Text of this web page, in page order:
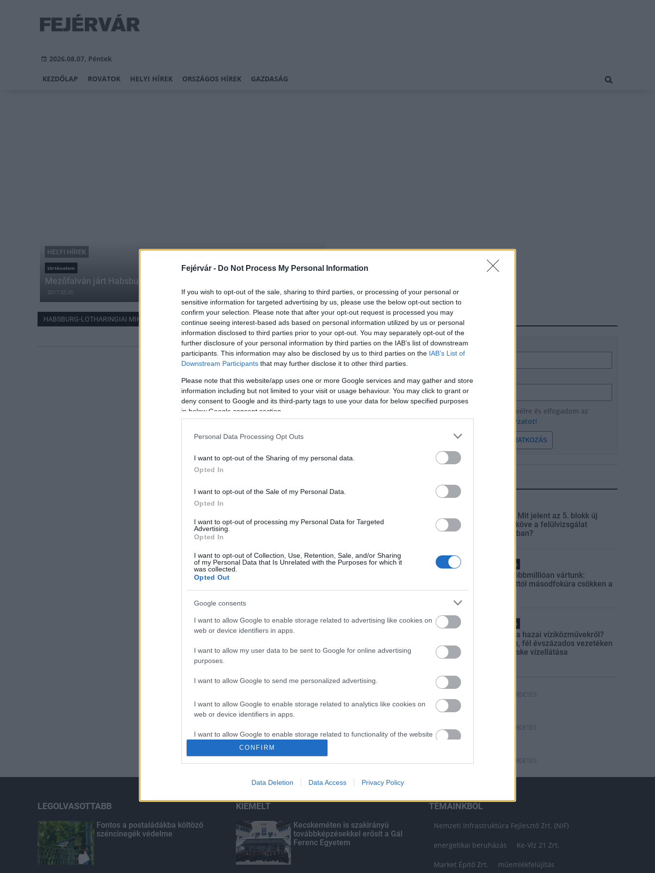
Fejérvár - Do Not Process My Personal Information
If you wish to opt-out of the sale, sharing to third parties, or processing of your personal or
sensitive information for targeted advertising by us, please use the below opt-out section to
confirm your selection. Please note that after your opt-out request is processed you may
continue seeing interest-based ads based on personal information utilized by us or personal
information disclosed to third parties prior to your opt-out. You may separately opt-out of the
further disclosure of your personal information by third parties on the IAB’s list of downstream
participants. This information may also be disclosed by us to third parties on the IAB’s List of
Downstream Participants that may further disclose it to other third parties.
Please note that this website/app uses one or more Google services and may gather and store
information including but not limited to your visit or usage behaviour. You may click to grant or
deny consent to Google and its third-party tags to use your data for below specified purposes
in below Google consent section.
Personal Data Processing Opt Outs
I want to opt-out of the Sharing of my personal data.
Opted In
I want to opt-out of the Sale of my Personal Data.
Opted In
I want to opt-out of processing my Personal Data for Targeted
Advertising.
Opted In
I want to opt-out of Collection, Use, Retention, Sale, and/or Sharing
of my Personal Data that Is Unrelated with the Purposes for which it
was collected.
Opted Out
Google consents
I want to allow Google to enable storage related to advertising like cookies on
web or device identifiers in apps.
I want to allow my user data to be sent to Google for online advertising
purposes.
I want to allow Google to send me personalized advertising.
I want to allow Google to enable storage related to analytics like cookies on
web or device identifiers in apps.
I want to allow Google to enable storage related to functionality of the website
I want to allow Google to enable storage related to personalization.
I want to allow Google to enable storage related to security, including
CONFIRM
Data Deletion Data Access Privacy Policy
2026.08.07, Péntek
KEZDŐLAP ROVATOK HELYI HÍREK ORSZÁGOS HÍREK GAZDASÁG
HELYI HÍREK
történelem
Mezőfalván járt Habsburg-Lotharingiai Mihály főherceg
2017.05.05
HABSBURG-LOTHARINGIAI MIHÁLY FŐHERCEG HÍRLEVÉL
Név
E-mail cím
Feliratkozom a hírlevélre és elfogadom az
adatvédelmi szabályzatot!
FELIRATKOZÁS
Paks II.: Mit jelent az 5. blokk új
mérföldköve a felülvizsgálat
árnyékában?
Helyi hírek
Amire többmillióan vártunk:
szombattól másodfokúra csökken a
Helyi hírek
Látlelet a hazai víziközművekről?
Egyetlen, fél évszázados vezetéken
múlt Bicske vízellátása
HIRDETÉS
HIRDETÉS
HIRDETÉS
LEGOLVASOTTABB
Fontos a postaládákba költöző
széncinegék védelme
KIEMELT
Kecskeméten is szakirányú
továbbképzésekkel erősít a Gál
Ferenc Egyetem
TÉMÁINKBÓL
Nemzeti Infrastruktúra Fejlesztő Zrt. (NIF)
energetikai beruházás Ke-Víz 21 Zrt.
Market Építő Zrt. műemlékfelújítás